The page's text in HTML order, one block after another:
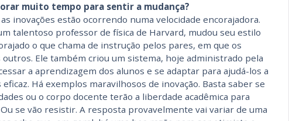
muito tempo para sentir a mudança?
inovações estão ocorrendo numa velocidade encorajadora.
talentoso professor de física de Harvard, mudou seu estilo
o que chama de instrução pelos pares, em que os
Ele também criou um sistema, hoje administrado pela
a aprendizagem dos alunos e se adaptar para ajudá-los a
Há exemplos maravilhosos de inovação. Basta saber se
ou o corpo docente terão a liberdade acadêmica para
se vão resistir. A resposta provavelmente vai variar de uma